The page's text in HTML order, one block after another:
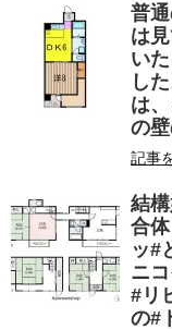
普
は
い
し
は
の
記事
結
合
ッ#
ニ
#リ
の#